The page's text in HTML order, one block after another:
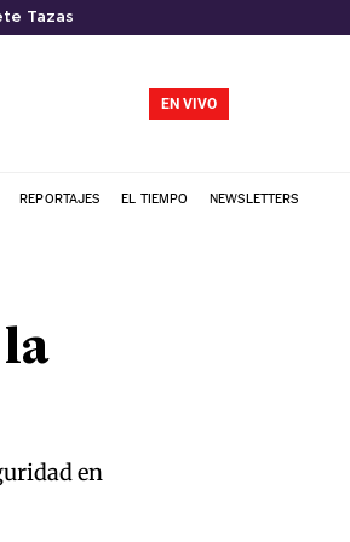
Tazas
EN VIVO
REPORTAJES EL TIEMPO NEWSLETTERS
en